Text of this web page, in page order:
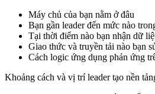
Máy chủ của bạn nằm ở đâu
Bạn gần leader đến mức nào
Tại thời điểm nào bạn nhận dữ
Giao thức và truyền tải nào bạn
Cách logic ứng dụng phản ứng
Khoảng cách và vị trí leader tạo nền